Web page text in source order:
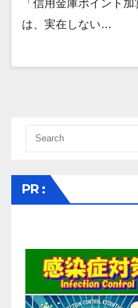
「信用金庫ポイント
は、実在しない…
PR :